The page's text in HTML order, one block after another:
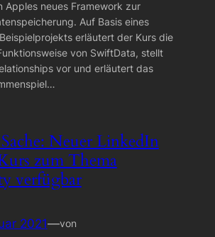
Apples neues Framework zur
Auf Basis eines
erläutert der Kurs die
von SwiftData, stellt
vor und erläutert das
Neuer LinkedIn
zum Thema
verfügbar
2021—von